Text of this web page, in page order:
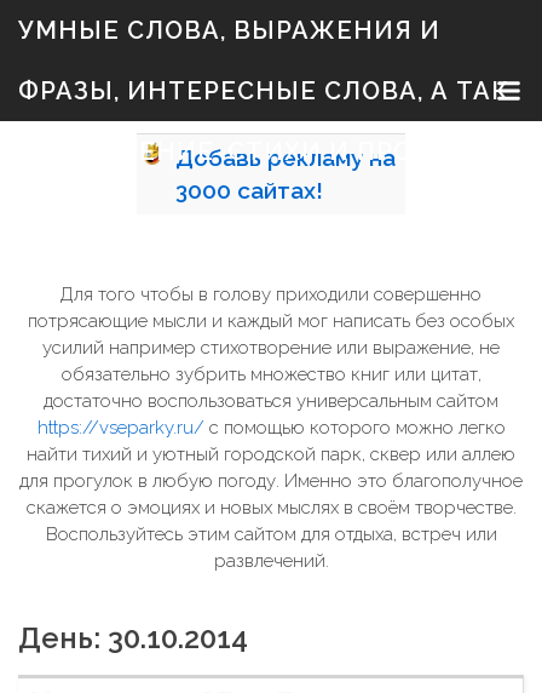
УМНЫЕ СЛОВА, ВЫРАЖЕНИЯ И
ФРАЗЫ, ИНТЕРЕСНЫЕ СЛОВА, А ТАК
ЖЕ ЗНАЧЕНИЕ, СТИХИ И ПРОЗА
k
t
o
Добавь рекламу на
3000 сайтах!
Для того чтобы в голову приходили совершенно
потрясающие мысли и каждый мог написать без особых
усилий например стихотворение или выражение, не
обязательно зубрить множество книг или цитат,
достаточно воспользоваться универсальным сайтом
https://vseparky.ru/ с помощью которого можно легко
найти тихий и уютный городской парк, сквер или аллею
для прогулок в любую погоду. Именно это благополучное
скажется о эмоциях и новых мыслях в своём творчестве.
Воспользуйтесь этим сайтом для отдыха, встреч или
развлечений.
День: 30.10.2014